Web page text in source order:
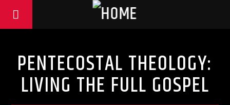
PENTECOSTAL THEOLOGY:
LIVING THE FULL GOSPEL